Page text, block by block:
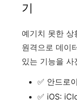
기
예기치 못한 상
원격으로 데이
있는 기능을 사
✅ 안드로
✅ iOS: